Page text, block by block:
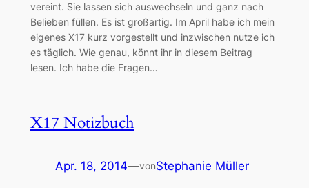
vereint. Sie lassen sich auswechseln und ganz nach
Belieben füllen. Es ist großartig. Im April habe ich mein
eigenes X17 kurz vorgestellt und inzwischen nutze ich
es täglich. Wie genau, könnt ihr in diesem Beitrag
lesen. Ich habe die Fragen…
X17 Notizbuch
Apr. 18, 2014—vonStephanie Müller